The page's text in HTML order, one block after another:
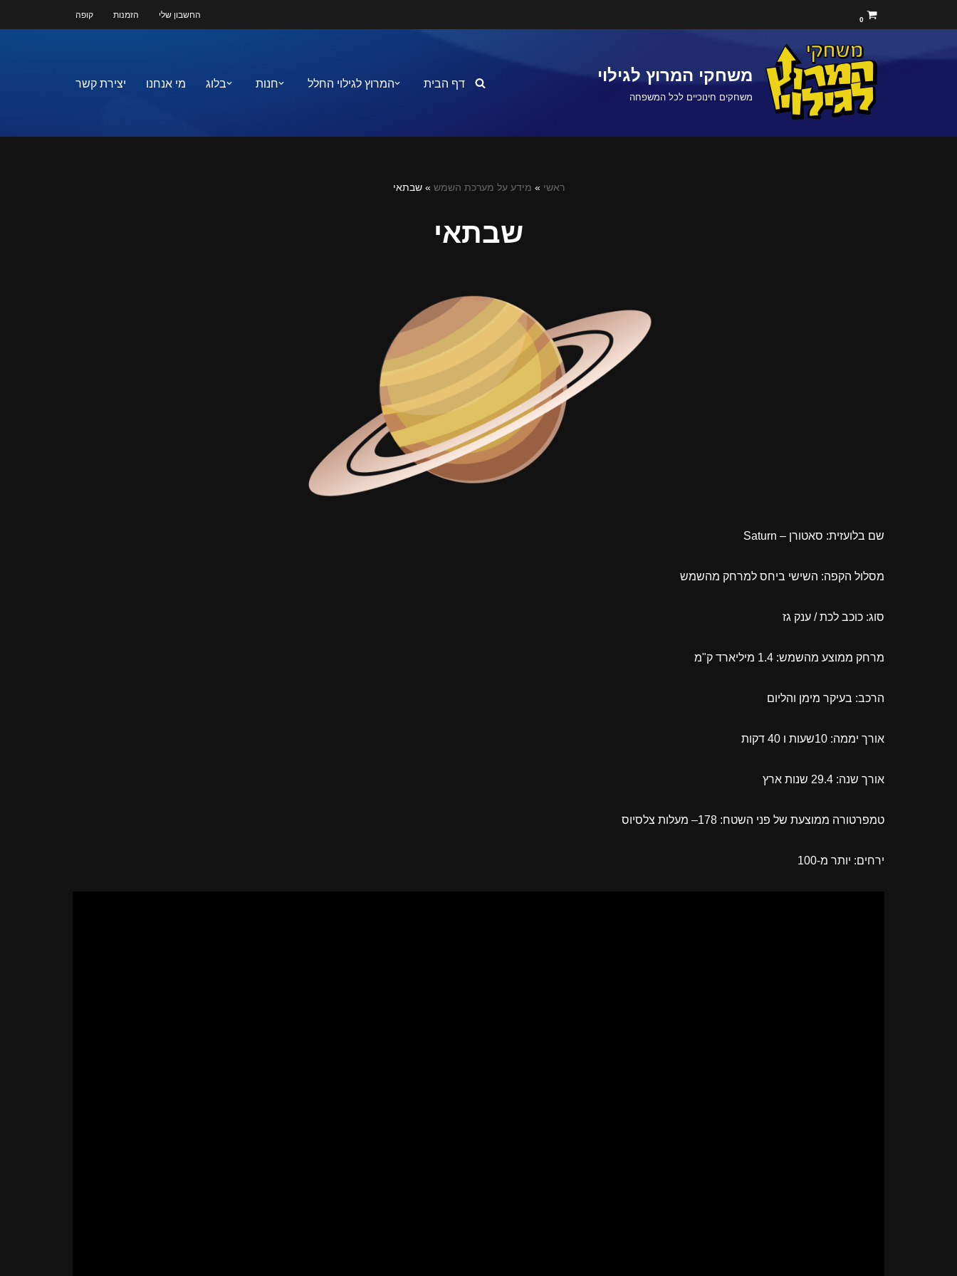
0 החשבון שלי הזמנות קופה
משחקי המרוץ לגילוי
משחקים חינוכיים לכל המשפחה
דף הבית המרוץ לגילוי החלל חנות בלוג מי אנחנו יצירת קשר
ראשי » מידע על מערכת השמש »שבתאי
שבתאי
שם בלועזית: סאטורן – Saturn
מסלול הקפה: השישי ביחס למרחק מהשמש
סוג: כוכב לכת / ענק גז
מרחק ממוצע מהשמש: 1.4 מיליארד ק"מ
הרכב: בעיקר מימן והליום
אורך יממה: 10שעות ו 40 דקות
אורך שנה: 29.4 שנות ארץ
טמפרטורה ממוצעת של פני השטח: 178– מעלות צלסיוס
ירחים: יותר מ-100